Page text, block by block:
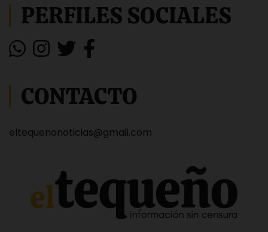
PERFILES SOCIALES
CONTACTO
eltequenonoticias@gmail.com